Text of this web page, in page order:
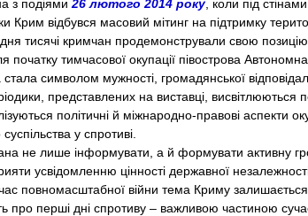
з подіями 26 лютого 2014 року, коли під
Крим відбувся масовий мітинг на підтримку
тисячі кримчан продемонстрували свою
початку тимчасової окупації півострова
символом мужності, громадянської
представлених на виставці, висвітлюються
політичні й міжнародно-правові аспекти
у спротиві.
не лише інформувати, а й формувати активну
усвідомленню цінності державної
час повномасштабної війни тема Криму
про перші дні спротиву – важливою частиною